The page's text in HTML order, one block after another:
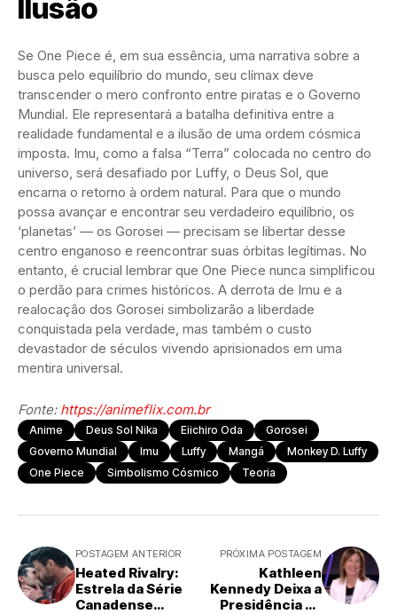
Ilusão
Se One Piece é, em sua essência, uma narrativa sobre a
busca pelo equilíbrio do mundo, seu clímax deve
transcender o mero confronto entre piratas e o Governo
Mundial. Ele representará a batalha definitiva entre a
realidade fundamental e a ilusão de uma ordem cósmica
imposta. Imu, como a falsa “Terra” colocada no centro do
universo, será desafiado por Luffy, o Deus Sol, que
encarna o retorno à ordem natural. Para que o mundo
possa avançar e encontrar seu verdadeiro equilíbrio, os
‘planetas’ — os Gorosei — precisam se libertar desse
centro enganoso e reencontrar suas órbitas legítimas. No
entanto, é crucial lembrar que One Piece nunca simplificou
o perdão para crimes históricos. A derrota de Imu e a
realocação dos Gorosei simbolizarão a liberdade
conquistada pela verdade, mas também o custo
devastador de séculos vivendo aprisionados em uma
mentira universal.
Fonte: https://animeflix.com.br
Anime Deus Sol Nika Eiichiro Oda
Gorosei
Governo Mundial
Imu Luffy Mangá
Monkey D. Luffy
One Piece
Simbolismo Cósmico Teoria
POSTAGEM ANTERIOR
Heated Rivalry:
Estrela da Série
Canadense
PRÓXIMA POSTAGEM
Kathleen
Kennedy Deixa a
Presidência da